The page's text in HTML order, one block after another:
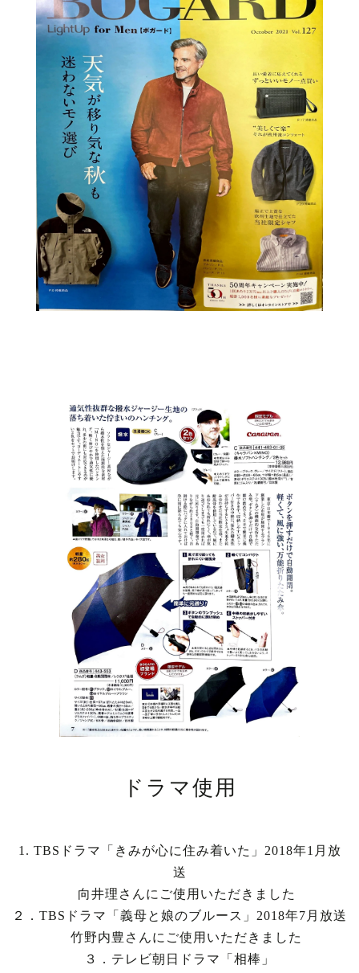
ドラマ使用
1. TBSドラマ「きみが心に住み着いた」2018年1月放
送
向井理さんにご使用いただきました
２．TBSドラマ「義母と娘のブルース」2018年7月放送
竹野内豊さんにご使用いただきました
３．テレビ朝日ドラマ「相棒」